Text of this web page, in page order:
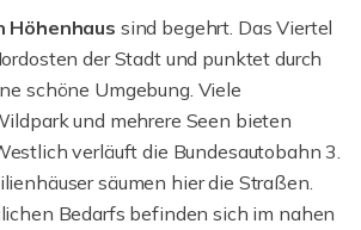
Höhenhaus sind begehrt. Das Viertel
der Stadt und punktet durch
schöne Umgebung. Viele
und mehrere Seen bieten
verläuft die Bundesautobahn 3.
säumen hier die Straßen.
Bedarfs befinden sich im nahen